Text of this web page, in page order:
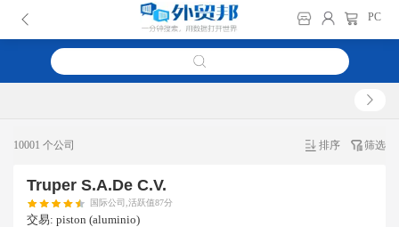
PC
10001 个公司 排序 筛选
Truper S.a.de C.v.
国际公司,活跃值87分
交易: piston (aluminio)